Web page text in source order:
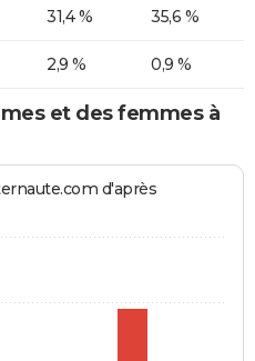
31,4 % 35,6 %
2,9 % 0,9 %
et des femmes à
d'après